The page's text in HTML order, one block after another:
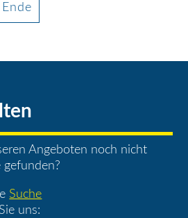
Ende
Angeboten noch nicht
Suche
Sie uns: